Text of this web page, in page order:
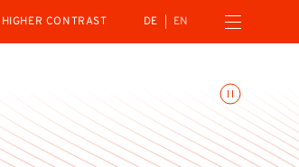
HIGHER CONTRAST DE EN Open navigation menu
Toggle animations